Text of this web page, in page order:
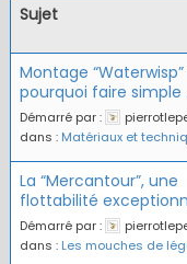
Sujet
Montage “Waterwisp”
pourquoi faire simple
Démarré par :
dans : Matériaux et
La “Mercantour”, une
flottabilité
Démarré par :
dans : Les mouches de